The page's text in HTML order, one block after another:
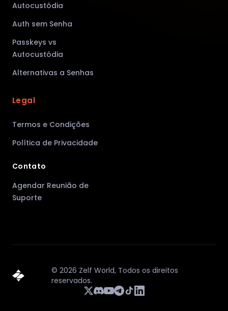
Autocustódia
Auth sem Senha
Passkeys vs
Autocustódia
Alternativas a Senhas
Legal
Termos e Condições
Política de Privacidade
Contato
Agendar Reunião de
Suporte
©2026 Zelf World, Todos os direitos
reservados.